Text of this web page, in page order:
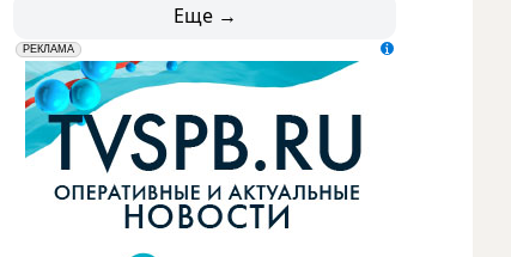
Еще →
erid: LdtCK5udn
РЕКЛАМА
АО "ГАТР", ИНН: 7841320717